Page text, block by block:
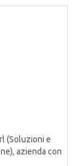
(Soluzioni e
azienda con